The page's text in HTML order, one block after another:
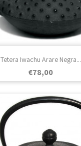
Tetera Iwachu Arare Negra...
Prezo
€78,00